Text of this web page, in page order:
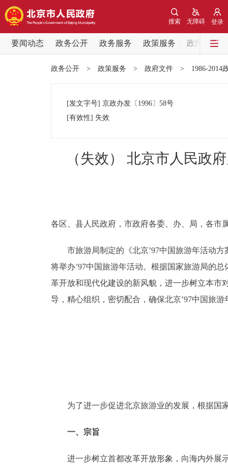
登录
无障碍
搜索
要闻动态 政务公开 政务服务 政策服务
政民互动
党中央精神
政策兑现
决策公开
政务服务
政务公开 > 政策服务 > 政府文件 > 1986-2014
[发文字号] 京政办发 〔1996〕 58号
[有效性] 失效
（失效） 北京市人民政
各区、县人民政府，市政府各委、办、局，各市
市旅游局制定的《北京’97中国旅游年活动方
将举办’97中国旅游年活动。根据国家旅游局的
革开放和现代化建设的新风貌，进一步树立本市
导，精心组织，密切配合，确保北京’97中国旅
为了进一步促进北京旅游业的发展，根据国家
一、宗旨
进一步树立首都改革开放形象，向海内外展